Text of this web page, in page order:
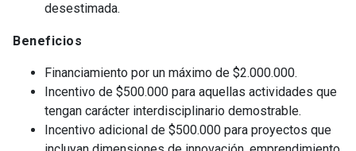
desestimada.
Beneficios
Financiamiento por un máximo de $2.000.000.
Incentivo de $500.000 para aquellas actividades que
tengan carácter interdisciplinario demostrable.
Incentivo adicional de $500.000 para proyectos que